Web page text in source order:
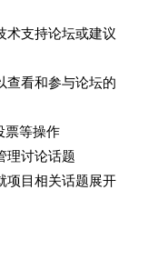
术支持论坛或建议
查看和参与论坛的
票等操作
理讨论话题
项目相关话题展开